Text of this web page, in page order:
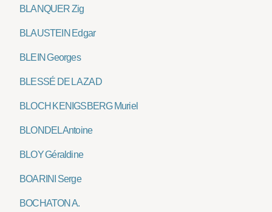
BLANQUER Zig
BLAUSTEIN Edgar
BLEIN Georges
BLESSÉ DE LA ZAD
BLOCH KENIGSBERG Muriel
BLONDEL Antoine
BLOY Géraldine
BOARINI Serge
BOCHATON A.